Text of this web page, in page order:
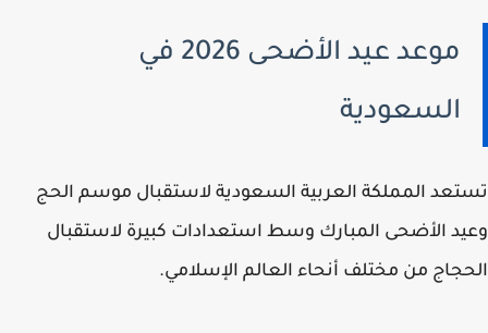
موعد عيد الأضحى 2026 في
السعودية
المملكة العربية السعودية لاستقبال موسم الحج
الأضحى المبارك وسط استعدادات كبيرة لاستقبال
من مختلف أنحاء العالم الإسلامي.